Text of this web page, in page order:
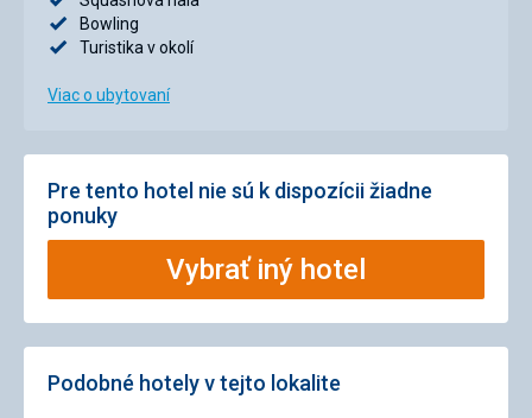
Bowling
Turistika v okolí
Viac o ubytovaní
Pre tento hotel nie sú k dispozícii žiadne
ponuky
Vybrať iný hotel
Podobné hotely v tejto lokalite